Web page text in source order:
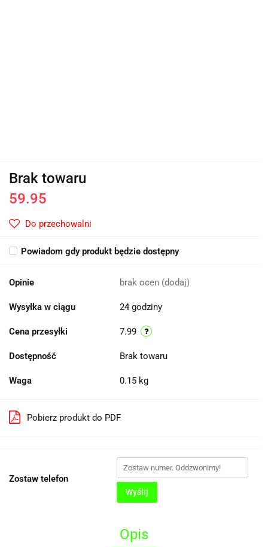
Brak towaru
59.95
Do przechowalni
Powiadom gdy produkt będzie dostępny
Opinie brak ocen (dodaj)
Wysyłka w ciągu 24 godziny
Cena przesyłki 7.99
Dostępność Brak towaru
Waga 0.15 kg
Pobierz produkt do PDF
Zostaw telefon
Wyślij
Opis